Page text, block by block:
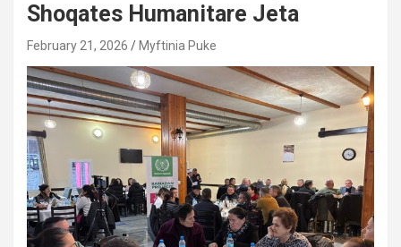
Shoqates Humanitare Jeta
February 21, 2026 Myftinia Puke